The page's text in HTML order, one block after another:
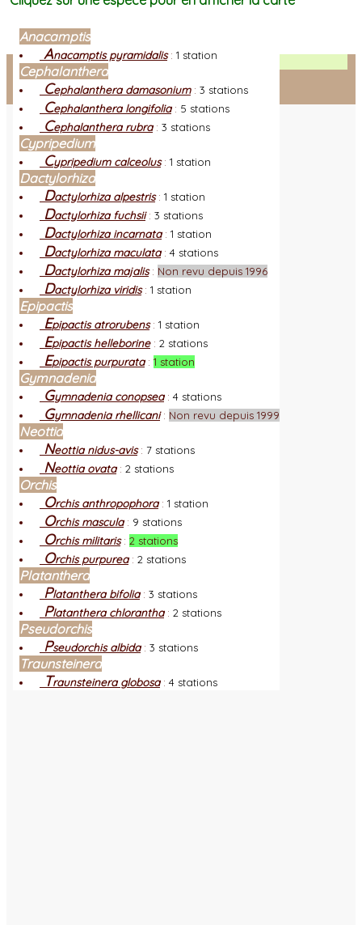
Facebook
Connexion adhérent
Anacamptis
Anacamptis pyramidalis: 1 station
Cephalanthera
Cephalanthera damasonium: 3 stations
Cephalanthera longifolia: 5 stations
Cephalanthera rubra: 3 stations
Cypripedium
Cypripedium calceolus: 1 station
Dactylorhiza
Dactylorhiza alpestris: 1 station
Dactylorhiza fuchsii: 3 stations
Dactylorhiza incarnata: 1 station
Dactylorhiza maculata: 4 stations
Dactylorhiza majalis: Non revu depuis 1996
Dactylorhiza viridis: 1 station
Epipactis
Epipactis atrorubens: 1 station
Epipactis helleborine: 2 stations
Epipactis purpurata: 1 station
Gymnadenia
Gymnadenia conopsea: 4 stations
Gymnadenia rhellicani: Non revu depuis 1999
Neottia
Neottia nidus-avis: 7 stations
Neottia ovata: 2 stations
Orchis
Orchis anthropophora: 1 station
Orchis mascula: 9 stations
Orchis militaris: 2 stations
Orchis purpurea: 2 stations
Platanthera
Platanthera bifolia: 3 stations
Platanthera chlorantha: 2 stations
Pseudorchis
Pseudorchis albida: 3 stations
Traunsteinera
Traunsteinera globosa: 4 stations